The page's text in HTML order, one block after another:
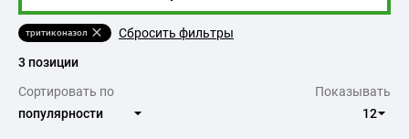
тритиконазол Сбросить фильтры
3 позиции
Сортировать по
Показывать